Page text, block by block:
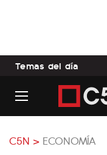
Temas del día
C5N > ECONOMÍA